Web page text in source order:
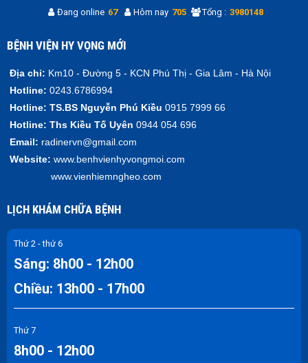
Đang online 67 Hôm nay 705 Tổng : 3980148
BỆNH VIỆN HY VỌNG MỚI
Địa chỉ: Km10 - Đường 5 - KCN Phú Thị - Gia Lâm - Hà Nội
Hotline: 0243.6786994
Hotline: TS.BS Nguyễn Phú Kiều 0915 7999 66
Hotline: Ths Kiều Tố Uyên 0944 054 696
Email: radinervn@gmail.com
Website: www.benhvienhyvongmoi.com
www.vienhiemngheo.com
LỊCH KHÁM CHỮA BỆNH
Thứ 2 - thứ 6
Sáng: 8h00 - 12h00
Chiều: 13h00 - 17h00
Thứ 7
8h00 - 12h00